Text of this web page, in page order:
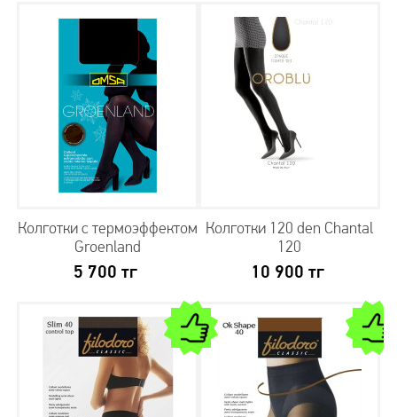
Колготки с термоэффектом
Groenland
5 700 тг
Колготки 120 den Chantal
120
10 900 тг